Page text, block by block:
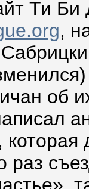
Ти
,
об
раз